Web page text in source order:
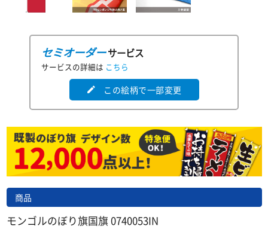
セミオーダーサービス
サービスの詳細は こちら
edit この絵柄で一部変更
商品
モンゴルのぼり旗国旗 0740053IN